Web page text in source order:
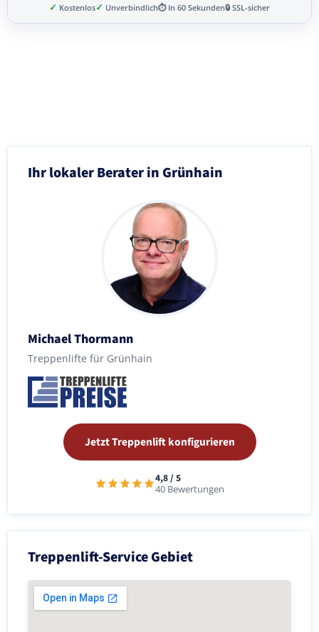
✓ Kostenlos✓ Unverbindlich⏱ In 60 Sekunden🔒 SSL-sicher
Ihr lokaler Berater in Grünhain
Michael Thormann
Treppenlifte für Grünhain
Jetzt Treppenlift konfigurieren
4,8 / 5
40 Bewertungen
Treppenlift-Service Gebiet